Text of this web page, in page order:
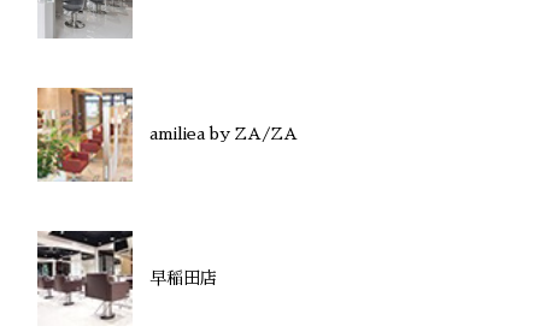
amiliea by ZA/ZA
早稲田店